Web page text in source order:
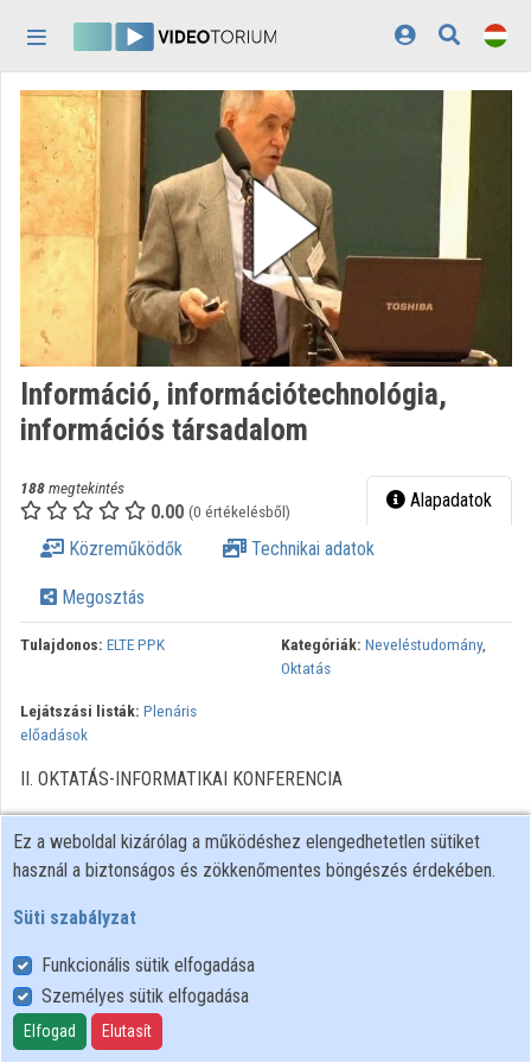
Kezdőlap
Bejelentkezés
Felfedezés
Kategóriák
Lejátszási listák
Intézmények
Közreműködők
Információ, információtechnológia,
információs társadalom
188megtekintés
0.00 (0 értékelésből) Alapadatok
Közreműködők Technikai adatok
Megosztás
Tulajdonos: ELTE PPK Kategóriák: Neveléstudomány,
Oktatás
Lejátszási listák: Plenáris
előadások
II. OKTATÁS-INFORMATIKAI KONFERENCIA
Felhasználói szabályzat
Adatkezelési tájékoztató
Süti szabályzat
Ez a weboldal kizárólag a működéshez elengedhetetlen sütiket
használ a biztonságos és zökkenőmentes böngészés érdekében.
Süti szabályzat
Funkcionális sütik elfogadása
Személyes sütik elfogadása
Elfogad Elutasít